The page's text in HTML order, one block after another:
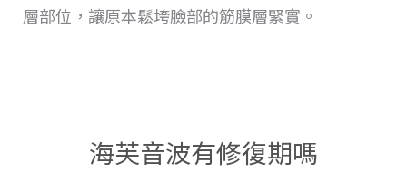
層部位，讓原本鬆垮臉部的筋膜層緊實。
海芙音波有修復期嗎